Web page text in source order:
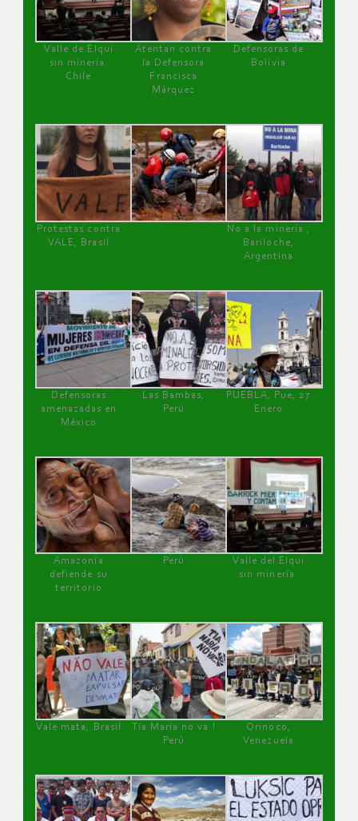
Valle de Elqui
sin minería.
Chile
Atentan contra
la Defensora
Francisca
Márquez
Defensoras de
Bolivia
Protestas contra
VALE, Brasil
No a la minería ,
Bariloche,
Argentina
Defensoras
amenazadas en
México
Las Bambas,
Perú
PUEBLA, Pue, 27
Enero
Amazonía
defiende su
territorio
Perú
Valle del Elqui
sin minería.
Vale mata, Brasil
Tía María no va !
Perú
Orinoco,
Venezuela